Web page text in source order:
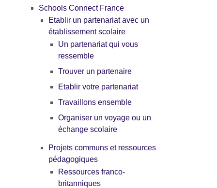
Schools Connect France
Etablir un partenariat avec un
établissement scolaire
Un partenariat qui vous
ressemble
Trouver un partenaire
Etablir votre partenariat
Travaillons ensemble
Organiser un voyage ou un
échange scolaire
Projets communs et ressources
pédagogiques
Ressources franco-
britanniques